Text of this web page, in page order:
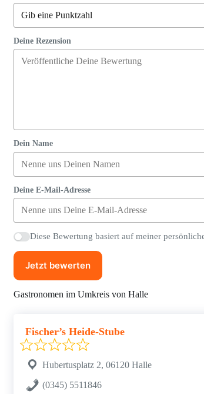
Deine Rezension
Dein Name
Deine E-Mail-Adresse
Diese Bewertung basiert auf meiner
Jetzt bewerten
Gastronomen im Umkreis von Halle
Fischer’s Heide-Stube
Hubertusplatz 2, 06120 Halle
(0345) 5511846